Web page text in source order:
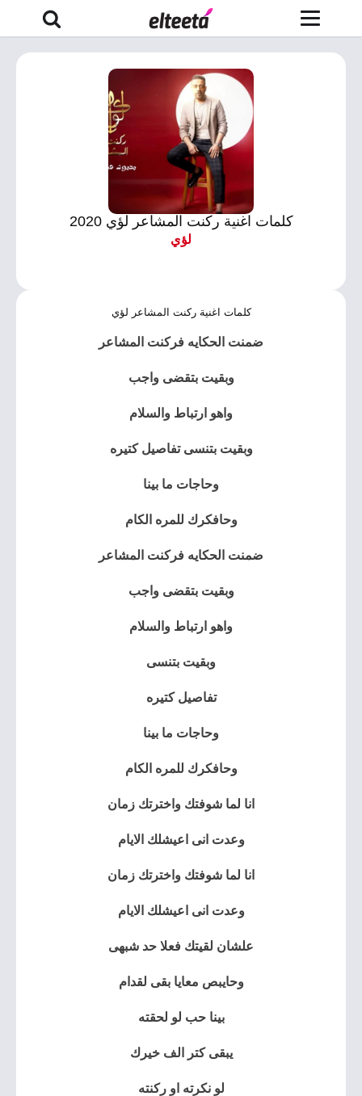
كلمات اغنية ركنت المشاعر لؤي 2020
لؤي
كلمات اغنية ركنت المشاعر لؤي
ضمنت الحكايه فركنت المشاعر
وبقيت بتقضى واجب
واهو ارتباط والسلام
وبقيت بتنسى تفاصيل كتيره
وحاجات ما بينا
وحافكرك للمره الكام
ضمنت الحكايه فركنت المشاعر
وبقيت بتقضى واجب
واهو ارتباط والسلام
وبقيت بتنسى
تفاصيل كتيره
وحاجات ما بينا
وحافكرك للمره الكام
انا لما شوفتك واخترتك زمان
وعدت انى اعيشلك الايام
انا لما شوفتك واخترتك زمان
وعدت انى اعيشلك الايام
علشان لقيتك فعلا حد شبهى
وحايبص معايا بقى لقدام
بينا حب لو لحقته
يبقى كتر الف خيرك
لو نكرته او ركنته